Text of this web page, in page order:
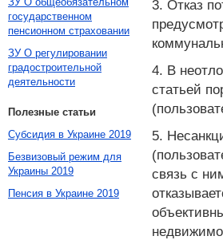
3. Отказ
4. В
статьей
5.
связь с
государственном
пенсионном страховании
ЗУ О регулировании
градостроительной
деятельности
Полезные статьи
Субсидия в Украине 2019
Безвизовый режим для
Украины 2019
Пенсия в Украине 2019